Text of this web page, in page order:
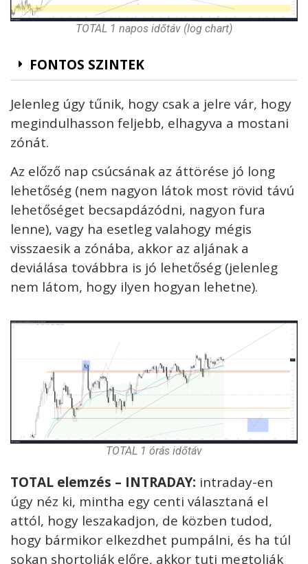
TOTAL 1 napos időtáv (log chart)
FONTOS SZINTEK
Jelenleg úgy tűnik, hogy csak a jelre vár, hogy
megindulhasson feljebb, elhagyva a mostani
zónát.
Az előző nap csúcsának az áttörése jó long
lehetőség (nem nagyon látok most rövid távú
lehetőséget becsapdázódni, nagyon fura
lenne), vagy ha esetleg valahogy mégis
visszaesik a zónába, akkor az aljának a
deviálása továbbra is jó lehetőség (jelenleg
nem látom, hogy ilyen hogyan lehetne).
TOTAL 1 órás időtáv
TOTAL elemzés – INTRADAY: intraday-en
úgy néz ki, mintha egy centi választaná el
attól, hogy leszakadjon, de közben tudod,
hogy bármikor elkezdhet pumpálni, és ha túl
sokan shortolják előre, akkor tuti megtolják